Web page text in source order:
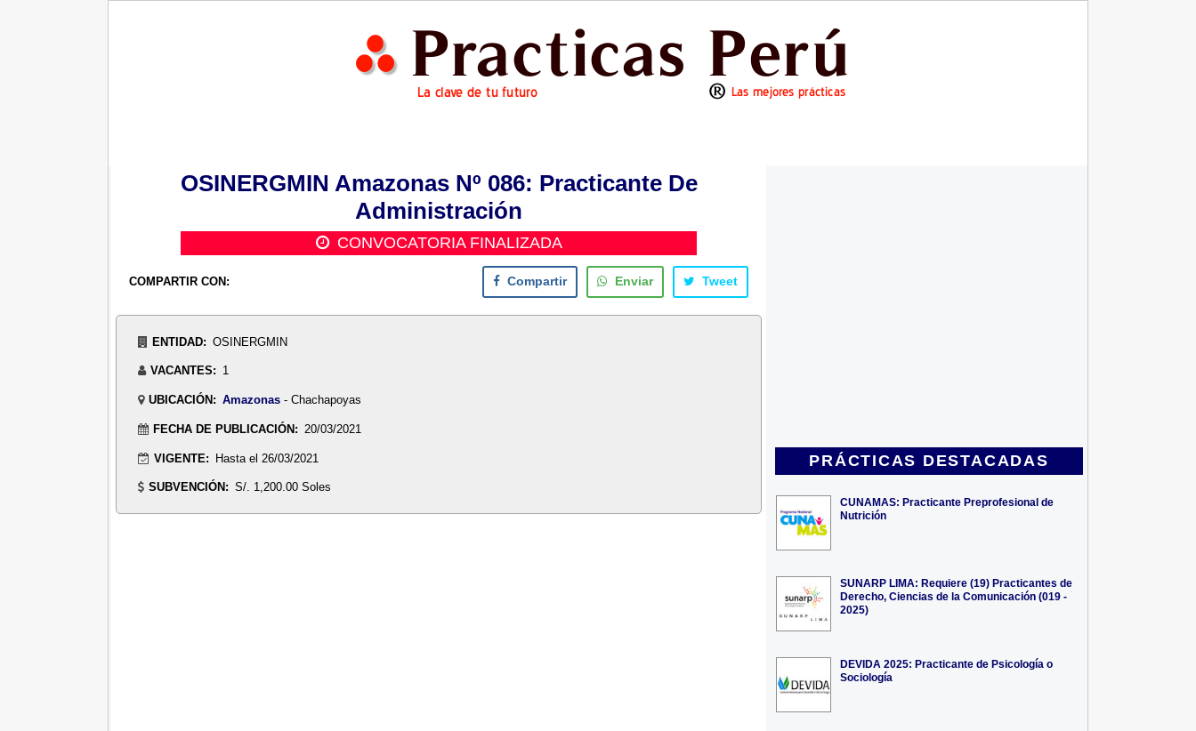
PRÁCTICAS DESTACADAS
CUNAMAS: Practicante Preprofesional de
Nutrición
SUNARP LIMA: Requiere (19) Practicantes de
Derecho, Ciencias de la Comunicación (019 -
2025)
DEVIDA 2025: Practicante de Psicología o
Sociología
OSINERGMIN Amazonas Nº 086: Practicante De
Administración
CONVOCATORIA FINALIZADA
COMPARTIR CON: Compartir Enviar Tweet
ENTIDAD: OSINERGMIN
VACANTES: 1
UBICACIÓN: Amazonas- Chachapoyas
FECHA DE PUBLICACIÓN: 20/03/2021
VIGENTE: Hasta el 26/03/2021
SUBVENCIÓN: S/. 1,200.00 Soles